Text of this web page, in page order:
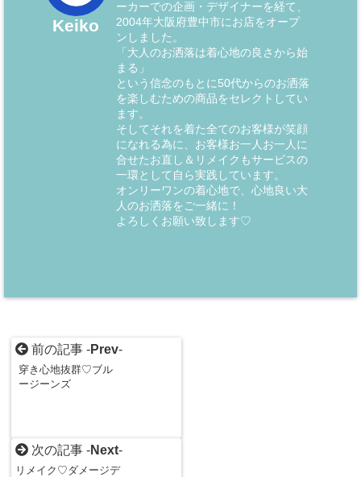
Keiko
ーカーでの企画・デザイナーを経て、
2004年大阪府豊中市にお店をオープ
ンしました。
「大人のお洒落は着心地の良さから始
まる」
という信念のもとに50代からのお洒落
を楽しむための商品をセレクトしてい
ます。
そしてそれを着た全てのお客様が笑顔
になれる為に、お客様お一人お一人に
合せたお直し＆リメイクもサービスの
一環として自ら実践しています。
オンリーワンの着心地で、心地良い大
人のお洒落をご一緒に！
よろしくお願い致します♡
前の記事 -Prev-
穿き心地抜群♡ブル
ージーンズ
次の記事 -Next-
リメイク♡ダメージデ